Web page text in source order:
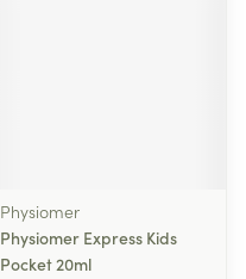
Physiomer
Physiomer Express Kids
Pocket 20ml